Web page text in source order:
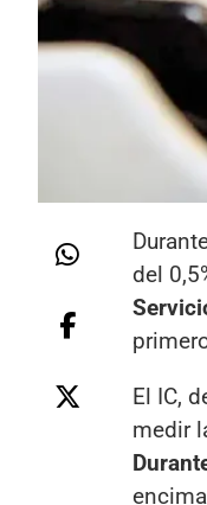
del
El IC,
medir